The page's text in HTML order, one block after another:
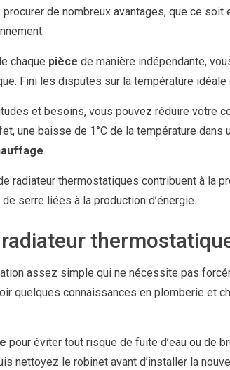
de nombreux avantages, que ce soit
chaque pièce de manière indépendante,
Fini les disputes sur la température idéale
et besoins, vous pouvez réduire votre
une baisse de 1°C de la température dans
.
radiateur thermostatiques contribuent à la
serre liées à la production d’énergie.
assez simple qui ne nécessite pas
quelques connaissances en plomberie et
pour éviter tout risque de fuite d’eau ou de
nettoyez le robinet avant d’installer la